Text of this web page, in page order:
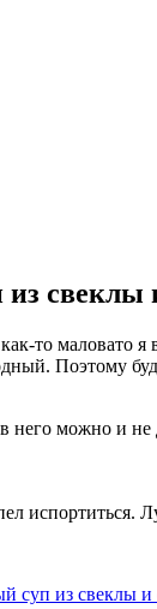
свеклы
то маловато
Поэтому
можно и не